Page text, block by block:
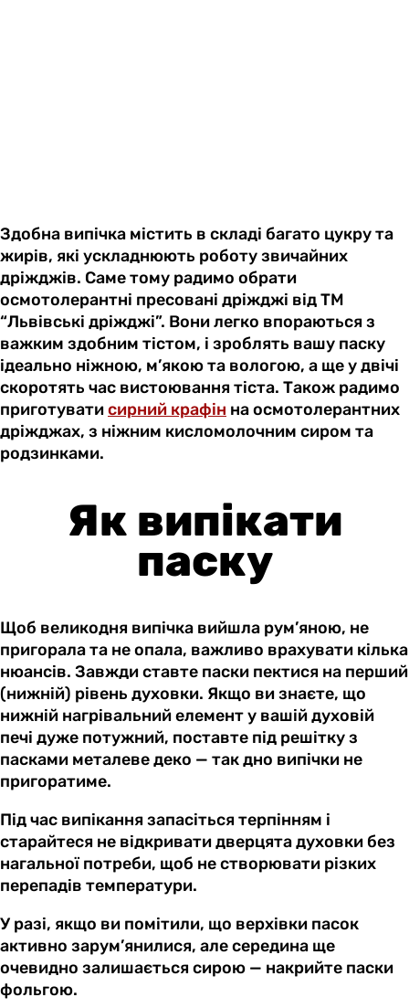
Здобна випічка містить в складі багато цукру та
жирів, які ускладнюють роботу звичайних
дріжджів. Саме тому радимо обрати
осмотолерантні пресовані дріжджі від ТМ
“Львівські дріжджі”. Вони легко впораються з
важким здобним тістом, і зроблять вашу паску
ідеально ніжною, м’якою та вологою, а ще у двічі
скоротять час вистоювання тіста. Також радимо
приготуватисирний крафін на осмотолерантних
дріжджах, з ніжним кисломолочним сиром та
родзинками.
Як випікати
паску
Щоб великодня випічка вийшла рум’яною, не
пригорала та не опала, важливо врахувати кілька
нюансів. Завжди ставте паски пектися на перший
(нижній) рівень духовки. Якщо ви знаєте, що
нижній нагрівальний елемент у вашій духовій
печі дуже потужний, поставте під решітку з
пасками металеве деко — так дно випічки не
пригоратиме.
Під час випікання запасіться терпінням і
старайтеся не відкривати дверцята духовки без
нагальної потреби, щоб не створювати різких
перепадів температури.
У разі, якщо ви помітили, що верхівки пасок
активно зарум’янилися, але середина ще
очевидно залишається сирою — накрийте паски
фольгою.